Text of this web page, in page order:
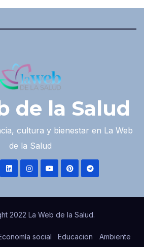
de la Salud
cultura y bienestar en La Web
de la Salud
2022 La Web de la Salud.
social Educacion Ambiente